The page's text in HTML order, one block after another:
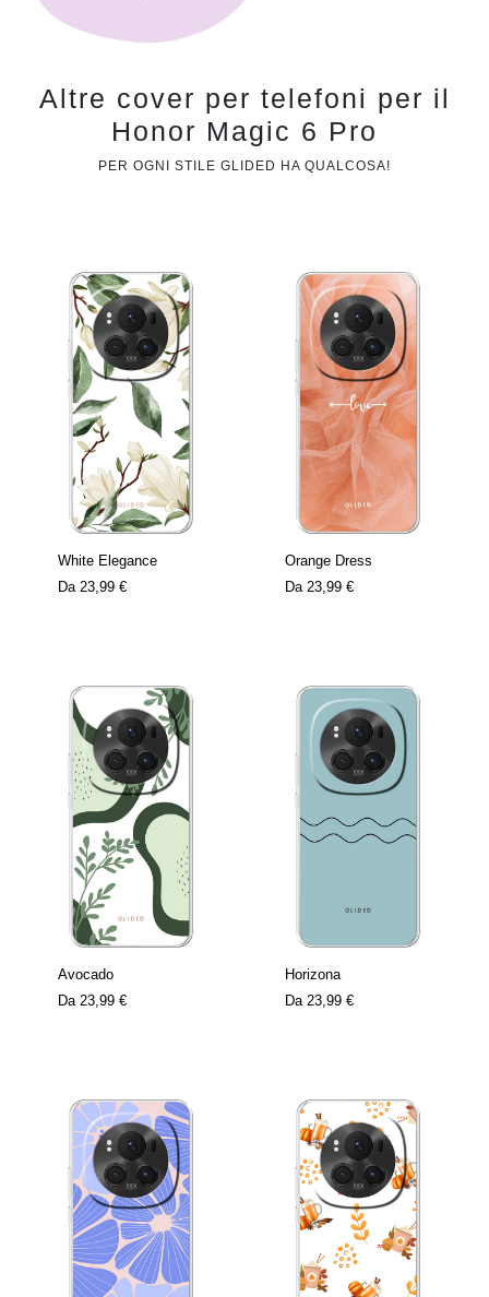
Altre cover per telefoni per il
Honor Magic 6 Pro
PER OGNI STILE GLIDED HA QUALCOSA!
White Elegance
Da 23,99 €
Orange Dress
Da 23,99 €
Avocado
Da 23,99 €
Horizona
Da 23,99 €